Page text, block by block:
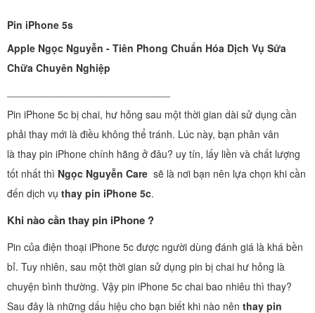
Pin iPhone 5s
Apple Ngọc Nguyễn - Tiên Phong Chuẩn Hóa Dịch Vụ Sửa
Chữa Chuyên Nghiệp
Pin iPhone 5c bị chai, hư hỏng sau một thời gian dài sử dụng cần
phải thay mới là điều không thể tránh. Lúc này, bạn phân vân
là thay pin iPhone chính hãng ở đâu? uy tín, lấy liền và chất lượng
tốt nhất thì Ngọc Nguyễn Care sẽ là nơi bạn nên lựa chọn khi cần
đến dịch vụ thay pin iPhone 5c.
Khi nào cần thay pin iPhone ?
Pin của điện thoại iPhone 5c được người dùng đánh giá là khá bền
bỉ. Tuy nhiên, sau một thời gian sử dụng pin bị chai hư hỏng là
chuyện bình thường. Vậy pin iPhone 5c chai bao nhiêu thì thay?
Sau đây là những dấu hiệu cho bạn biết khi nào nên thay pin